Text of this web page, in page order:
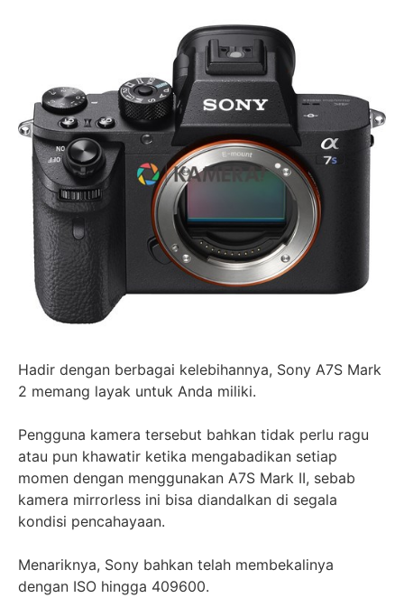
Hadir dengan berbagai kelebihannya, Sony A7S Mark
2 memang layak untuk Anda miliki.
Pengguna kamera tersebut bahkan tidak perlu ragu
atau pun khawatir ketika mengabadikan setiap
momen dengan menggunakan A7S Mark II, sebab
kamera mirrorless ini bisa diandalkan di segala
kondisi pencahayaan.
Menariknya, Sony bahkan telah membekalinya
dengan ISO hingga 409600.